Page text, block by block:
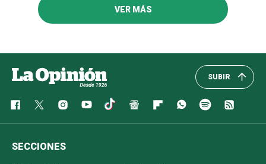
VER MÁS
SUBIR
SECCIONES